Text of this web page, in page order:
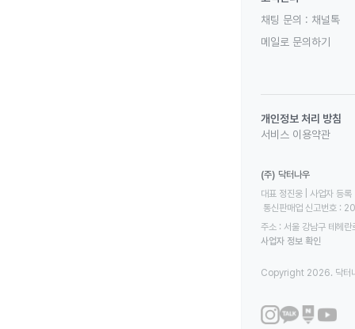
채팅 문의 : 채널톡
메일로 문의하기
개인정보 처리 방침
서비스 이용약관
(주) 닥터나우
대표 정진웅 | 사업자
통신판매업 신고번호
주소 : 서울 강남구 테헤
사업자 정보 확인
Copyright 2026. 닥터